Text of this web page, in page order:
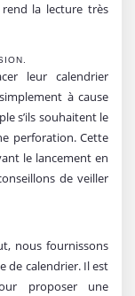
la lecture très
leur calendrier
à cause
s’ils souhaitent le
perforation. Cette
le lancement en
de veiller
nous fournissons
de calendrier. Il est
proposer une